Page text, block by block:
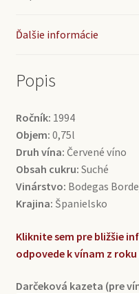
Ďalšie informácie
Popis
Ročník: 1994
Objem: 0,75l
Druh vína: Červené víno
Obsah cukru: Suché
Vinárstvo: Bodegas
Krajina: Španielsko
Kliknite sem pre bližšie
odpovede k vínam z
Darčeková kazeta (pre